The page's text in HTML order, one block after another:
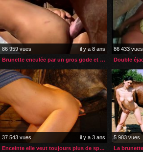
86 959 vues
il y a 8 ans
Brunette enculée par un gros gode et une bite de cheval
86 433 vues
37 543 vues
il y a 3 ans
Enceinte elle veut toujours plus de sperme de cheval
5 983 vues